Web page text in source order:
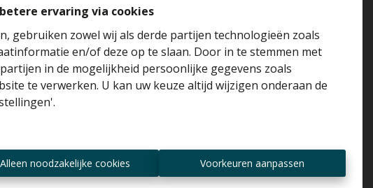
betere ervaring via cookies
gebruiken zowel wij als derde partijen technologieën zoals
en/of deze op te slaan. Door in te stemmen met
in de mogelijkheid persoonlijke gegevens zoals
te verwerken. U kan uw keuze altijd wijzigen onderaan de
Alleen noodzakelijke cookies Voorkeuren aanpassen
naar de waarde van je huis?
eerste op de hoogte zijn van
nieuwe aanbiedingen?